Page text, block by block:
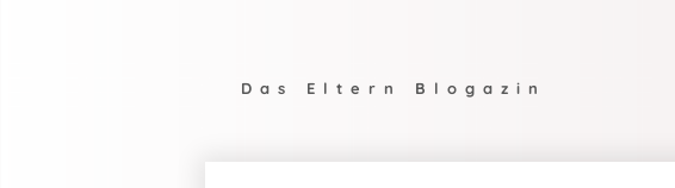
Das Eltern Blogazin